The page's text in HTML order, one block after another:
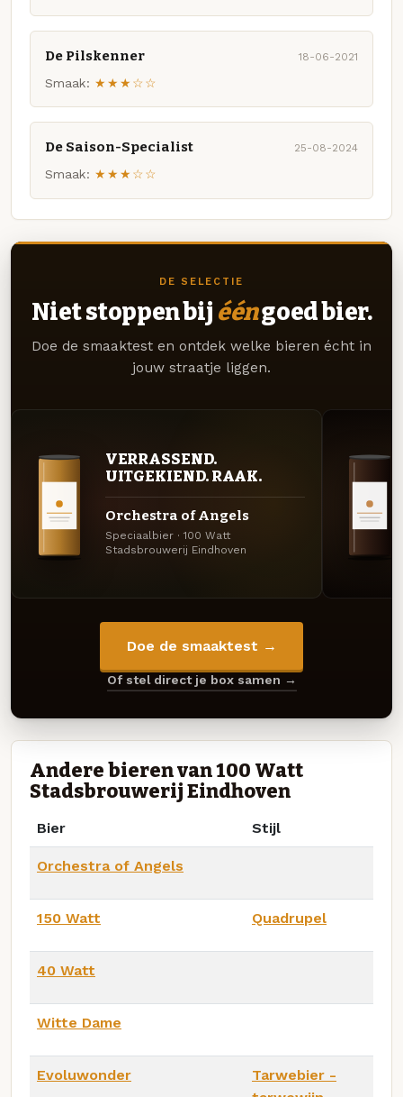
De Pilskenner 18-06-2021
Smaak: ★★★☆☆
De Saison-Specialist 25-08-2024
Smaak: ★★★☆☆
DE SELECTIE
Niet stoppen bij ééngoed bier.
Doe de smaaktest en ontdek welke bieren écht in
jouw straatje liggen.
VERRASSEND.
UITGEKIEND. RAAK.
Orchestra of Angels
Speciaalbier · 100 Watt
Stadsbrouwerij Eindhoven
Doe de smaaktest →
Of stel direct je box samen →
Andere bieren van 100 Watt
Stadsbrouwerij Eindhoven
Bier Stijl
Orchestra of Angels
150 Watt Quadrupel
40 Watt
Witte Dame
Evoluwonder
Tarwebier -